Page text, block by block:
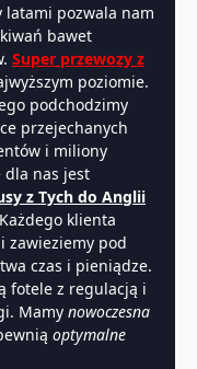
latami pozwala nam
bawet
Super przewozy z
poziomie.
podchodzimy
przejechanych
i miliony
dla nas jest
z Tych do Anglii
klienta
zawieziemy pod
czas i pieniądze.
fotele z regulacją i
Mamy nowoczesna
optymalne